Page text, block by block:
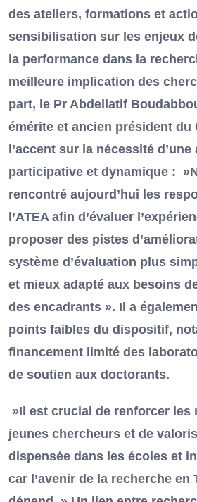
des ateliers, formations et
sensibilisation sur les enjeux
la performance dans la
meilleure implication des
part, le Pr Abdellatif
émérite et ancien président du
l’accent sur la nécessité
participative et dynamique :
rencontré aujourd’hui les
l’ATEA afin d’évaluer
proposer des pistes
système d’évaluation plus
et mieux adapté aux besoins
des encadrants ». Il a
points faibles du dispositif,
financement limité des
de soutien aux doctorants.
»Il est crucial de renforcer les
jeunes chercheurs et de
dispensée dans les écoles et
car l’avenir de la recherche en